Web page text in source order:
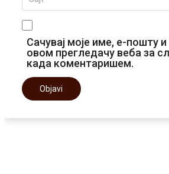
Сачувај моје име, е-пошту
овом прегледачу веба за
када коментаришем.